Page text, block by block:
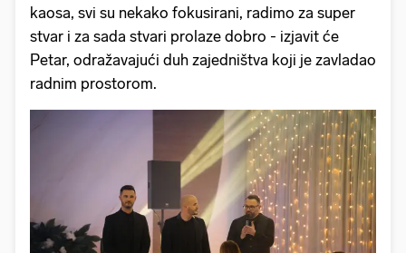
kaosa, svi su nekako fokusirani, radimo za super
stvar i za sada stvari prolaze dobro - izjavit će
Petar, odražavajući duh zajedništva koji je zavladao
radnim prostorom.